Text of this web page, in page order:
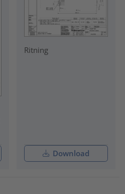
Ritning
Download